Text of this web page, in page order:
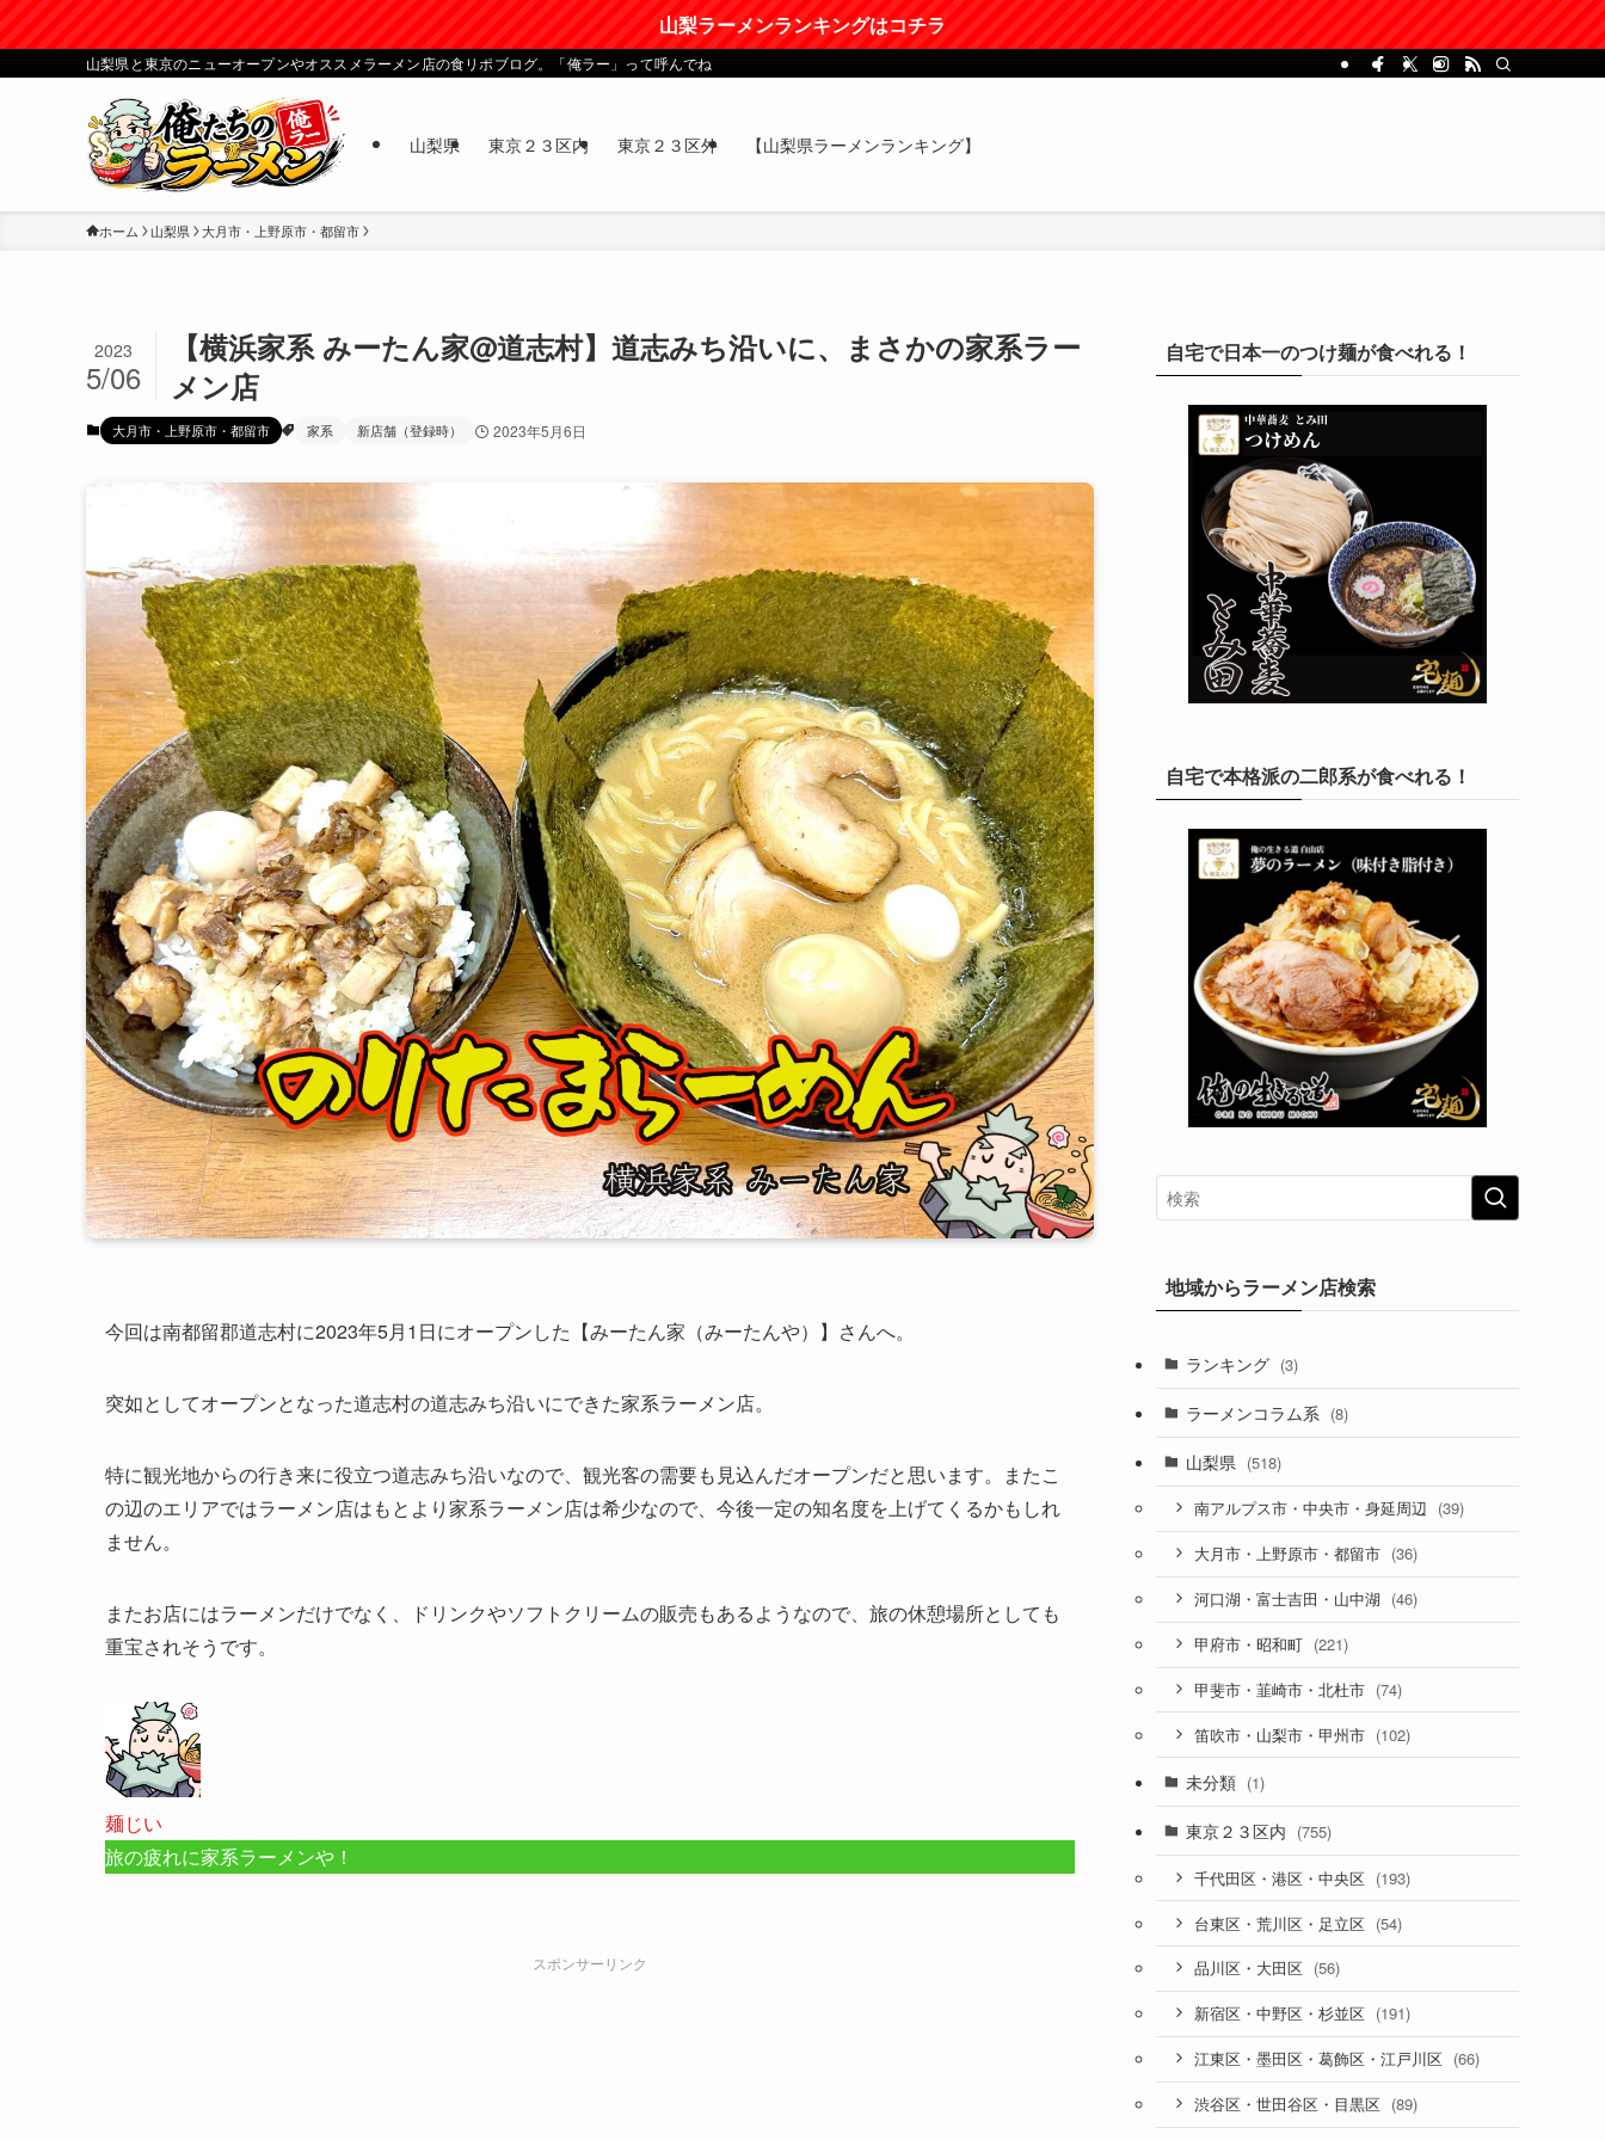
山梨ラーメンランキングはコチラ
山梨県と東京のニューオープンやオススメラーメン店の食リポブログ。「俺ラー」って呼んでね
山梨県 東京２３区内 東京２３区外 【山梨県ラーメンランキング】
ホーム 山梨県 大月市・上野原市・都留市
【横浜家系 みーたん家@道志村】道志みち沿いに、まさかの家系ラー
メン店
2023
5/06
大月市・上野原市・都留市 家系 新店舗（登録時） 2023年5月6日
今回は南都留郡道志村に2023年5月1日にオープンした【みーたん家（みーたんや）】さんへ。
突如としてオープンとなった道志村の道志みち沿いにできた家系ラーメン店。
特に観光地からの行き来に役立つ道志みち沿いなので、観光客の需要も見込んだオープンだと思います。またこ
の辺のエリアではラーメン店はもとより家系ラーメン店は希少なので、今後一定の知名度を上げてくるかもしれ
ません。
またお店にはラーメンだけでなく、ドリンクやソフトクリームの販売もあるようなので、旅の休憩場所としても
重宝されそうです。
麺じい
旅の疲れに家系ラーメンや！
スポンサーリンク
自宅で日本一のつけ麺が食べれる！
自宅で本格派の二郎系が食べれる！
地域からラーメン店検索
ランキング (3)
ラーメンコラム系 (8)
山梨県 (518)
南アルプス市・中央市・身延周辺 (39)
大月市・上野原市・都留市 (36)
河口湖・富士吉田・山中湖 (46)
甲府市・昭和町 (221)
甲斐市・韮崎市・北杜市 (74)
笛吹市・山梨市・甲州市 (102)
未分類 (1)
東京２３区内 (755)
千代田区・港区・中央区 (193)
台東区・荒川区・足立区 (54)
品川区・大田区 (56)
新宿区・中野区・杉並区 (191)
江東区・墨田区・葛飾区・江戸川区 (66)
渋谷区・世田谷区・目黒区 (89)